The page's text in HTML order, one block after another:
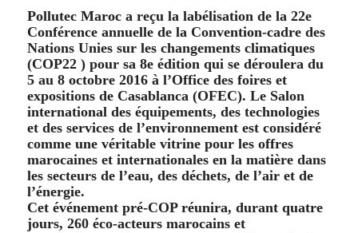
Pollutec Maroc a reçu la labélisation de la 22e
Conférence annuelle de la Convention-cadre des
Nations Unies sur les changements climatiques
(COP22 ) pour sa 8e édition qui se déroulera du
5 au 8 octobre 2016 à l’Office des foires et
expositions de Casablanca (OFEC). Le Salon
international des équipements, des technologies
et des services de l’environnement est considéré
comme une véritable vitrine pour les offres
marocaines et internationales en la matière dans
les secteurs de l’eau, des déchets, de l’air et de
l’énergie.
Cet événement pré-COP réunira, durant quatre
jours, 260 éco-acteurs marocains et